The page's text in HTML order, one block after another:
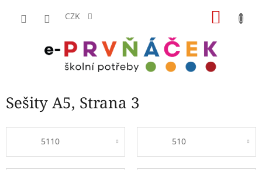
CZK
Sešity A5, Strana 3
5110 510